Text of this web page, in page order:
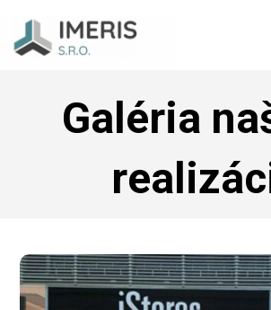
Galéria